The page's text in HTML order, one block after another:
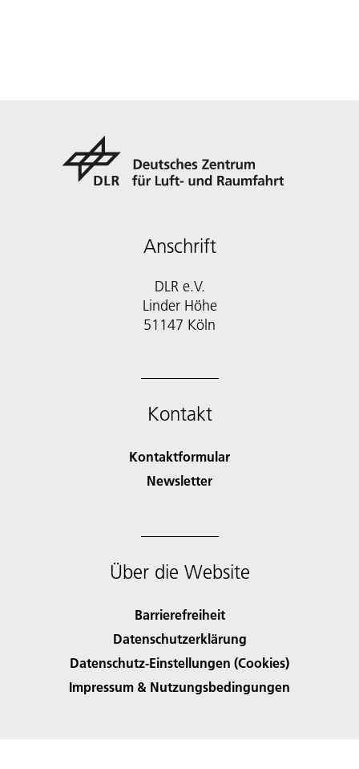
Anschrift
DLR e.V.
Linder Höhe
51147 Köln
Kontakt
Kontaktformular
Newsletter
Über die Website
Barrierefreiheit
Datenschutzerklärung
Datenschutz-Einstellungen (Cookies)
Impressum & Nutzungsbedingungen